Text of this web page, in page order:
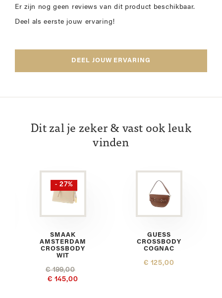
Er zijn nog geen reviews van dit product beschikbaar.
Deel als eerste jouw ervaring!
DEEL JOUW ERVARING
Dit zal je zeker & vast ook leuk
vinden
- 27%
SMAAK
AMSTERDAM
CROSSBODY
WIT
€ 199,00
€ 145,00
GUESS
CROSSBODY
COGNAC
€ 125,00